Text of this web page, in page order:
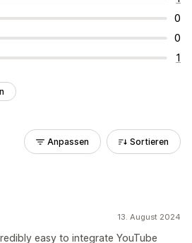
0
0
1
Anpassen Sortieren
13. August 2024
easy to integrate YouTube